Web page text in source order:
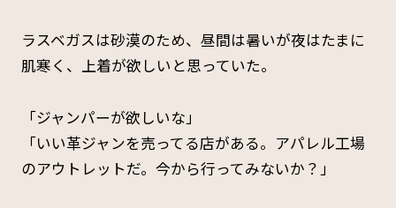
ラスベガスは砂漠のため、昼間は暑いが夜はたまに
肌寒く、上着が欲しいと思っていた。
「ジャンパーが欲しいな」
「いい革ジャンを売ってる店がある。アパレル工場
のアウトレットだ。今から行ってみないか？」